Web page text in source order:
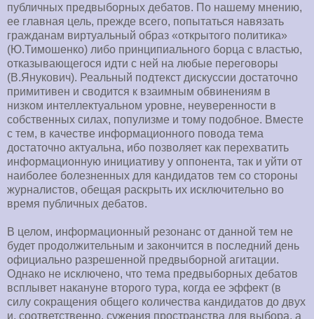
публичных предвыборных дебатов. По нашему мнению,
ее главная цель, прежде всего, попытаться навязать
гражданам виртуальный образ «открытого политика»
(Ю.Тимошенко) либо принципиального борца с властью,
отказывающегося идти с ней на любые переговоры
(В.Янукович). Реальный подтекст дискуссии достаточно
примитивен и сводится к взаимным обвинениям в
низком интеллектуальном уровне, неуверенности в
собственных силах, популизме и тому подобное. Вместе
с тем, в качестве информационного повода тема
достаточно актуальна, ибо позволяет как перехватить
информационную инициативу у оппонента, так и уйти от
наиболее болезненных для кандидатов тем со стороны
журналистов, обещая раскрыть их исключительно во
время публичных дебатов.
В целом, информационный резонанс от данной тем не
будет продолжительным и закончится в последний день
официально разрешенной предвыборной агитации.
Однако не исключено, что тема предвыборных дебатов
всплывет накануне второго тура, когда ее эффект (в
силу сокращения общего количества кандидатов до двух
и, соответственно, сужения пространства для выбора, а